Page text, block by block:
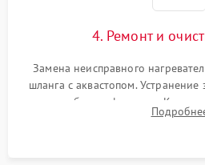
4. Ремонт и
Замена неисправного
шланга с аквастопом. Устранение
патрубках и фильтрах.
управления, восстановление